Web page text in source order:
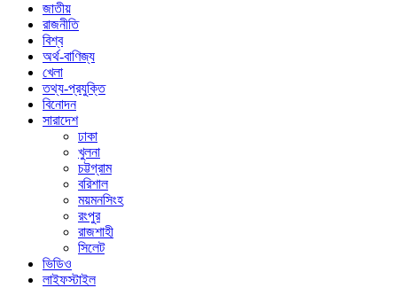
জাতীয়
রাজনীতি
বিশ্ব
অর্থ-বাণিজ্য
খেলা
তথ্য-প্রযুক্তি
বিনোদন
সারাদেশ
ঢাকা
খুলনা
চট্টগ্রাম
বরিশাল
ময়মনসিংহ
রংপুর
রাজশাহী
সিলেট
ভিডিও
লাইফস্টাইল